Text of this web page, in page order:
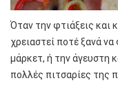
Όταν την φτιάξεις και
χρειαστεί ποτέ ξανά
μάρκετ, ή την άγευστη
πολλές πιτσαρίες της